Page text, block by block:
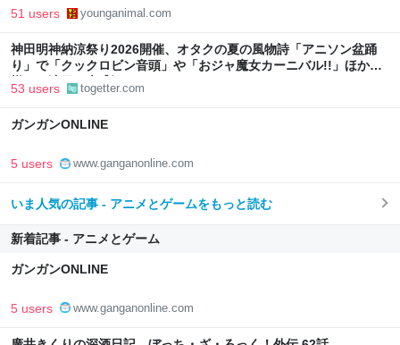
51 users younganimal.com
神田明神納涼祭り2026開催、オタクの夏の風物詩「アニソン盆踊
り」で「クックロビン音頭」や「おジャ魔女カーニバル!!」ほか
様々な演目で大盛況
53 users togetter.com
ガンガンONLINE
5 users www.ganganonline.com
いま人気の記事 - アニメとゲームをもっと読む
新着記事 - アニメとゲーム
ガンガンONLINE
5 users www.ganganonline.com